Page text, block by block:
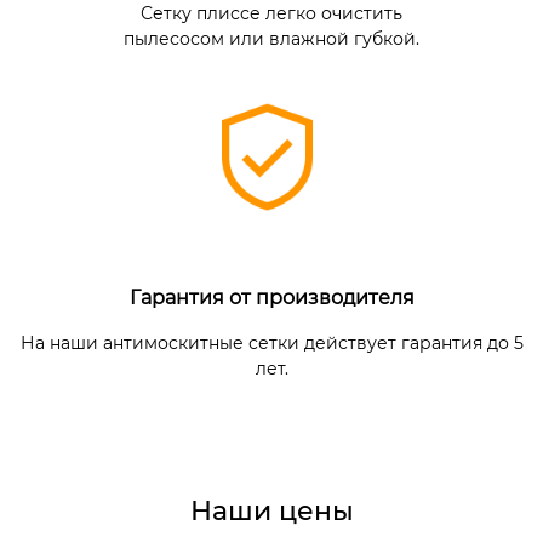
Сетку плиссе легко очистить
пылесосом или влажной губкой.
Гарантия от производителя
На наши антимоскитные сетки действует гарантия до 5
лет.
Наши цены